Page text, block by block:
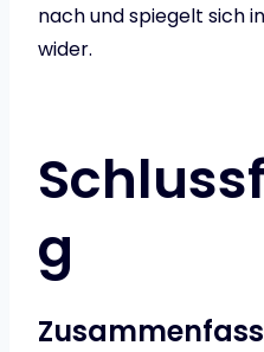
nach und spiegelt sich
wider.
g